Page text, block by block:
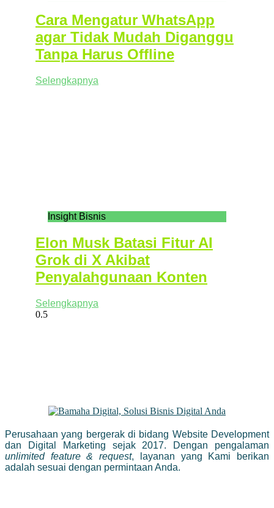
Cara Mengatur WhatsApp
agar Tidak Mudah Diganggu
Tanpa Harus Offline
Selengkapnya
Insight Bisnis
Elon Musk Batasi Fitur AI
Grok di X Akibat
Penyalahgunaan Konten
Selengkapnya
Perusahaan yang bergerak di bidang Website Development
dan Digital Marketing sejak 2017. Dengan pengalaman
unlimited feature & request, layanan yang Kami berikan
adalah sesuai dengan permintaan Anda.